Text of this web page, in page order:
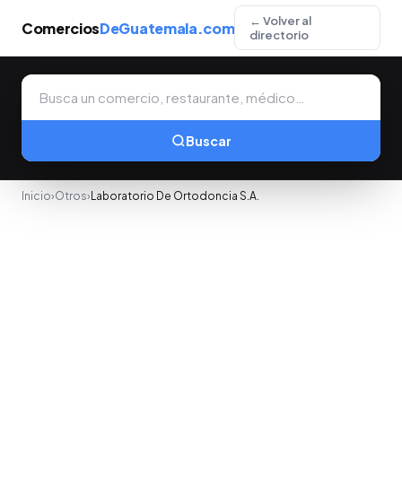
ComerciosDeGuatemala.com
← Volver al
directorio
Buscar
Inicio›Otros› Laboratorio De Ortodoncia S.A.